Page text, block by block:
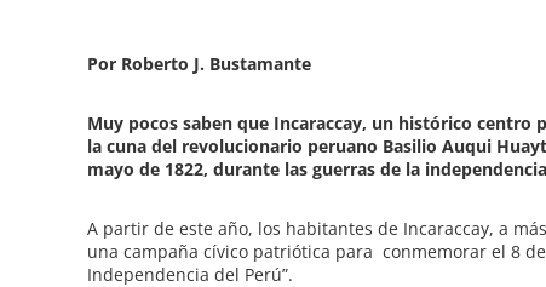
Por Roberto J. Bustamante
Muy pocos saben que Incaraccay, un histórico centro
la cuna del revolucionario peruano Basilio Auqui
mayo de 1822, durante las guerras de la
A partir de este año, los habitantes de Incaraccay, a
una campaña cívico patriótica para conmemorar el 8
Independencia del Perú”.